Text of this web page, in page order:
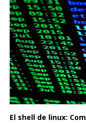
El shell de linux: